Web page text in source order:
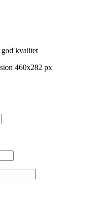
kvalitet
460x282 px